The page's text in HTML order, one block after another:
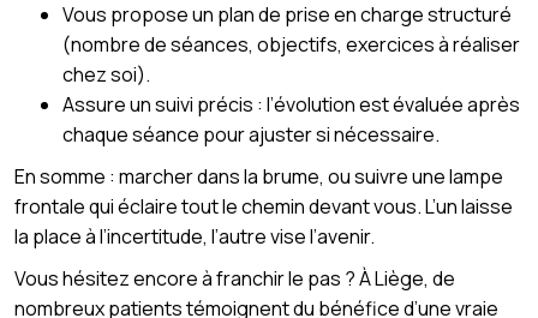
Vous propose un plan de prise en charge structuré
(nombre de séances, objectifs, exercices à réaliser
chez soi).
Assure un suivi précis : l’évolution est évaluée après
chaque séance pour ajuster si nécessaire.
En somme : marcher dans la brume, ou suivre une lampe
frontale qui éclaire tout le chemin devant vous. L’un laisse
la place à l’incertitude, l’autre vise l’avenir.
Vous hésitez encore à franchir le pas ? À Liège, de
nombreux patients témoignent du bénéfice d’une vraie